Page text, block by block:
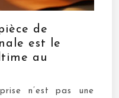
de
est le
au
n’est pas une